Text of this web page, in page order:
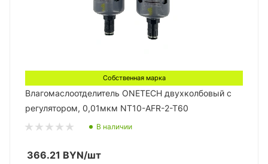
Собственная марка
Влагомаслоотделитель ONETECH двухколбовый с
регулятором, 0,01мкм NT10-AFR-2-T60
В наличии
366.21 BYN/шт